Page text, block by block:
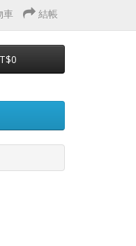
車 結帳
數(1點=NT$1)回饋無上限